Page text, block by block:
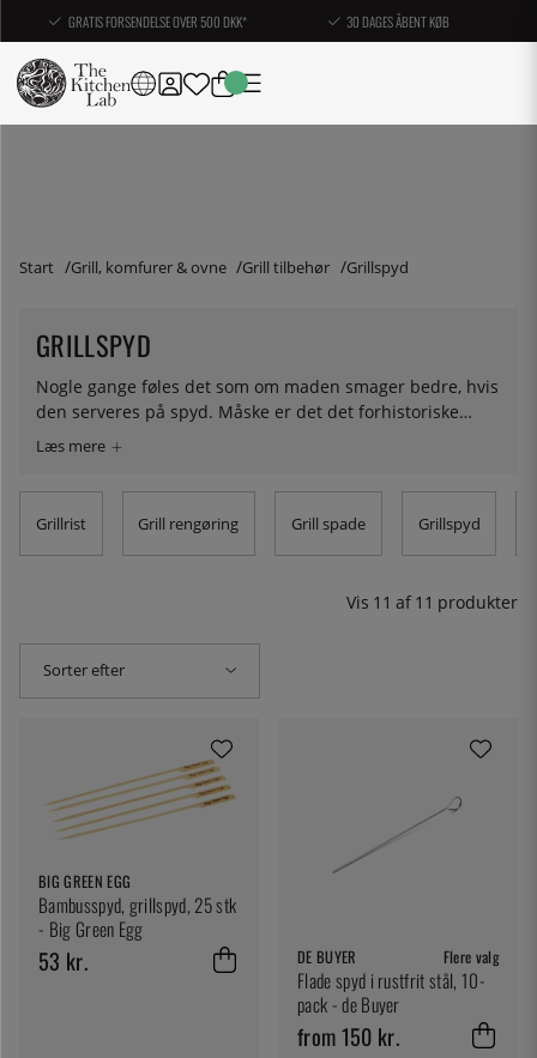
GRATIS FORSENDELSE OVER 500 DKK* 30 DAGES ÅBENT KØB
Start Grill, komfurer & ovne Grill tilbehør Grillspyd
GRILLSPYD
Nogle gange føles det som om maden smager bedre, hvis
den serveres på spyd. Måske er det det forhistoriske
mennesket i os, der føler sig hjemme eller måske er det
stykker og flere ingredienser blandet. Her finder du
grillpinde og spyd i træ og metal.
Grillrist Grill rengøring Grill spade Grillspyd
Vis 11 af 11 produkter
Sorter efter
BIG GREEN EGG
Bambusspyd, grillspyd, 25 stk
- Big Green Egg
53 kr. DE BUYER Flere valg
Flade spyd i rustfrit stål, 10-
pack - de Buyer
from 150 kr.